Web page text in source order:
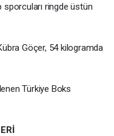
sporcuları ringde üstün
Göçer, 54 kilogramda
Türkiye Boks